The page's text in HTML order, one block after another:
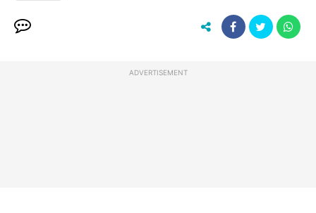
ADVERTISEMENT